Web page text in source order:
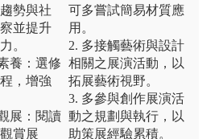
勢與社
並提升
。
養：選修
，增強
展：閱讀
賞展
可多嘗試簡易材質應
用。
2. 多接觸藝術與設計
相關之展演活動，以
拓展藝術視野。
3. 多參與創作展演活
動之規劃與執行，以
助策展經驗累積。